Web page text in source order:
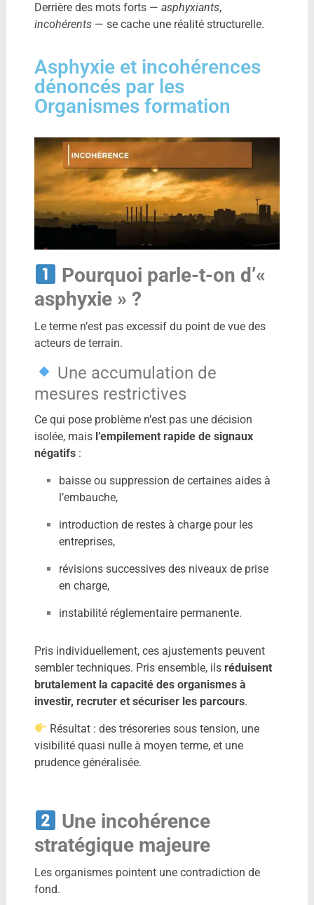
Derrière des mots forts — asphyxiants,
incohérents— se cache une réalité structurelle.
Asphyxie et incohérences
dénoncés par les
Organismes formation
Pourquoi parle-t-on d’«
asphyxie » ?
Le terme n’est pas excessif du point de vue des
acteurs de terrain.
Une accumulation de
mesures restrictives
Ce qui pose problème n’est pas une décision
isolée, mais l’empilement rapide de signaux
négatifs:
baisse ou suppression de certaines aides à
l’embauche,
introduction de restes à charge pour les
entreprises,
révisions successives des niveaux de prise
en charge,
instabilité réglementaire permanente.
Pris individuellement, ces ajustements peuvent
sembler techniques. Pris ensemble, ils réduisent
brutalement la capacité des organismes à
investir, recruter et sécuriser les parcours.
Résultat : des trésoreries sous tension, une
visibilité quasi nulle à moyen terme, et une
prudence généralisée.
Une incohérence
stratégique majeure
Les organismes pointent une contradiction de
fond.